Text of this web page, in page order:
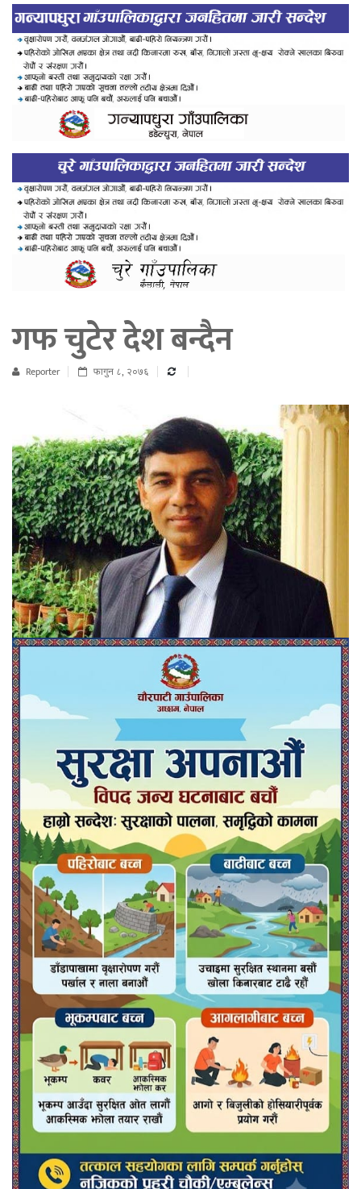
गफ चुटेर देश बन्दैन
Reporter फागुन ८, २०७६